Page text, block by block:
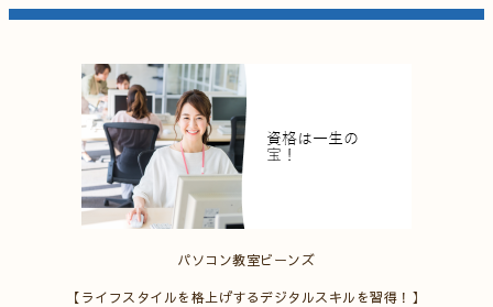
パソコン教室ビーンズ
【ライフスタイルを格上げするデジタルスキルを習得！】